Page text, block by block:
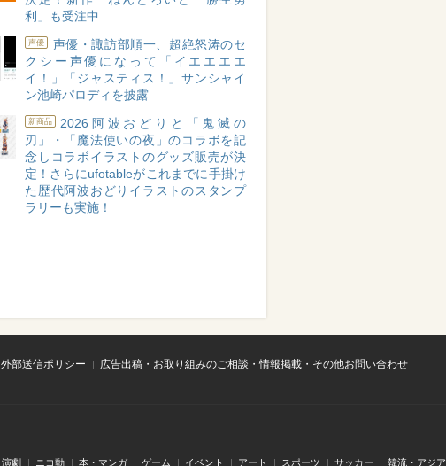
利」も受注中
声優
声優・諏訪部順一、超絶怒涛のセ
クシー声優になって「イエエエエ
イ！」「ジャスティス！」サンシャイ
ン池崎パロディを披露
新商品
2026阿波おどりと「鬼滅の
刃」・「魔法使いの夜」のコラボを記
念しコラボイラストのグッズ販売が決
定！さらにufotableがこれまでに手掛け
た歴代阿波おどりイラストのスタンプ
ラリーも実施！
外部送信ポリシー
広告出稿・お取り組みのご相談・情報掲載・その他お問い合わせ
演劇 ニコ動 本・マンガ ゲーム イベント アート スポーツ サッカー 韓流・アジア